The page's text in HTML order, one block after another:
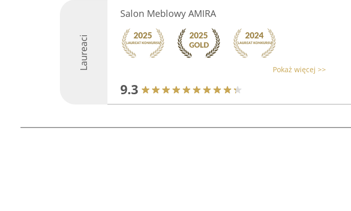
Laureaci
Salon Meblowy AMIRA
Pokaż więcej >>
9.3